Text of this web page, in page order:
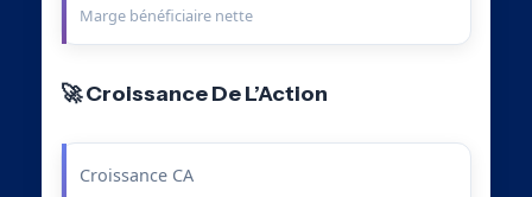
Marge bénéficiaire nette
🚀 Croissance De L’Action
Croissance CA